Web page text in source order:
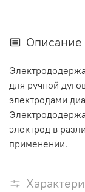
Описание
для ручной
электродами
электрод в
применении.